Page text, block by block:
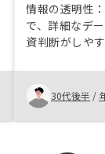
情報の透明性
で、詳細なデ
資判断がしや
心して相談で
しています。
利回りが明確
握しやすいで
30代後半 /